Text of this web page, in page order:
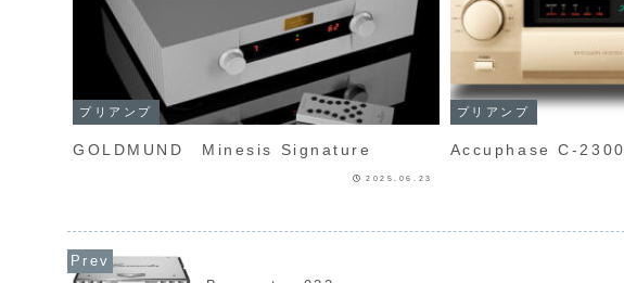
プリアンプ
GOLDMUND Minesis Signature
2025.06.23
プリアンプ
Accuphase C-2300